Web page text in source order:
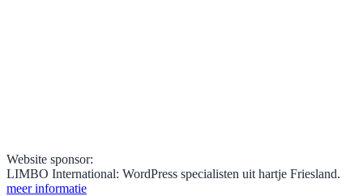
Website sponsor:
LIMBO International: WordPress specialisten uit hartje Friesland.
meer informatie